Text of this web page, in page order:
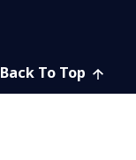
Back To Top